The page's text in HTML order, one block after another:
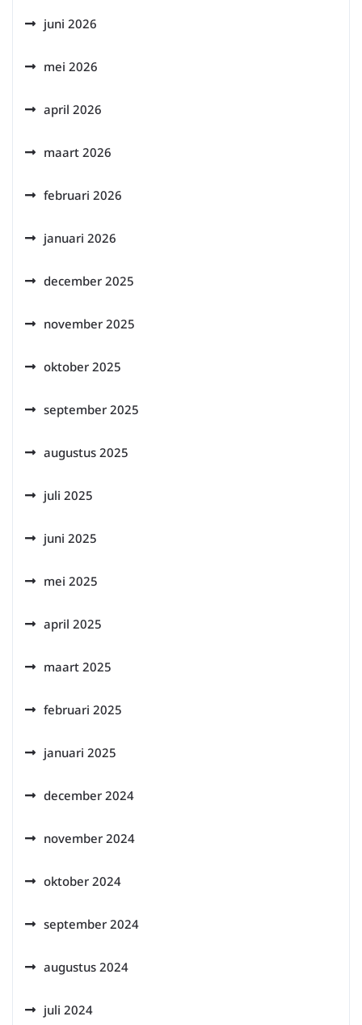
juni 2026
mei 2026
april 2026
maart 2026
februari 2026
januari 2026
december 2025
november 2025
oktober 2025
september 2025
augustus 2025
juli 2025
juni 2025
mei 2025
april 2025
maart 2025
februari 2025
januari 2025
december 2024
november 2024
oktober 2024
september 2024
augustus 2024
juli 2024